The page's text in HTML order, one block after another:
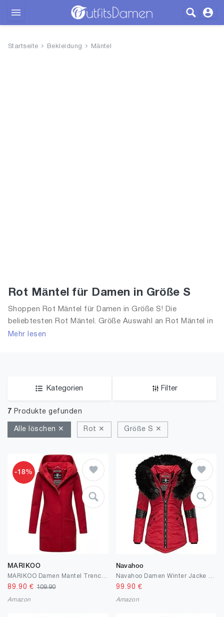
Startseite Bekleidung Mäntel
Rot Mäntel für Damen in Größe S
Shoppen Rot Mäntel für Damen in Größe S! Die
beliebtesten Rot Mäntel. Größe Auswahl an Rot Mäntel in
Größe S und alle Trends aus 2026 für Frauen!
Mehr lesen
Kategorien Filter
7 Produkte gefunden
Alle löschen ✕ Rot ✕ Größe S ✕
-18%
MARIKOO
89.90 €109.90
Amazon
Navahoo
99.90 €
Amazon